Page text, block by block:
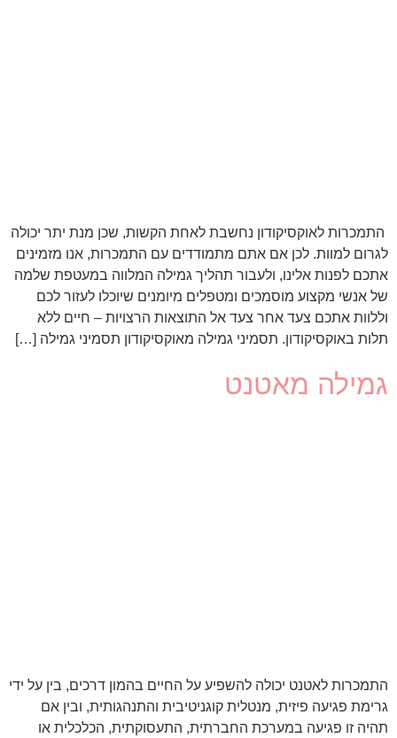
התמכרות לאוקסיקודון נחשבת לאחת הקשות, שכן מנת יתר יכולה
לגרום למוות. לכן אם אתם מתמודדים עם התמכרות, אנו מזמינים
אתכם לפנות אלינו, ולעבור תהליך גמילה המלווה במעטפת שלמה
של אנשי מקצוע מוסמכים ומטפלים מיומנים שיוכלו לעזור לכם
וללוות אתכם צעד אחר צעד אל התוצאות הרצויות – חיים ללא
תלות באוקסיקודון. תסמיני גמילה מאוקסיקודון תסמיני גמילה […]
גמילה מאטנט
התמכרות לאטנט יכולה להשפיע על החיים בהמון דרכים, בין על ידי
גרימת פגיעה פיזית, מנטלית קוגניטיבית והתנהגותית, ובין אם
תהיה זו פגיעה במערכת החברתית, התעסוקתית, הכלכלית או